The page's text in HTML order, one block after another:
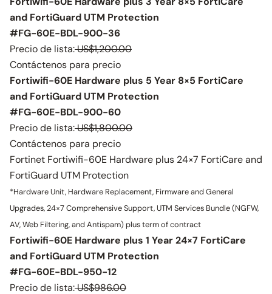
and FortiGuard UTM Protection
#FG-60E-BDL-900-36
Precio de lista:US$1,200.00
Contáctenos para precio
Fortiwifi-60E Hardware plus 5 Year 8×5 FortiCare
and FortiGuard UTM Protection
#FG-60E-BDL-900-60
Precio de lista:US$1,800.00
Contáctenos para precio
Fortinet Fortiwifi-60E Hardware plus 24×7 FortiCare and
FortiGuard UTM Protection
*Hardware Unit, Hardware Replacement, Firmware and General
Upgrades, 24×7 Comprehensive Support, UTM Services Bundle (NGFW,
AV, Web Filtering, and Antispam) plus term of contract
Fortiwifi-60E Hardware plus 1 Year 24×7 FortiCare
and FortiGuard UTM Protection
#FG-60E-BDL-950-12
Precio de lista:US$986.00